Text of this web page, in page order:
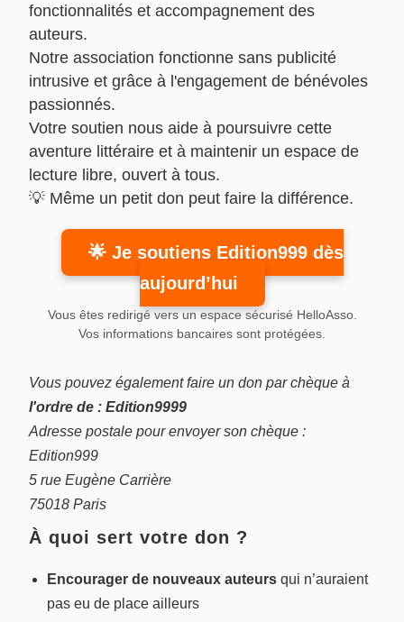
fonctionnalités et accompagnement des
auteurs.
Notre association fonctionne sans publicité
intrusive et grâce à l'engagement de bénévoles
passionnés.
Votre soutien nous aide à poursuivre cette
aventure littéraire et à maintenir un espace de
lecture libre, ouvert à tous.
💡 Même un petit don peut faire la différence.
🌟 Je soutiens Edition999 dès
aujourd’hui
Vous êtes redirigé vers un espace sécurisé HelloAsso.
Vos informations bancaires sont protégées.
Vous pouvez également faire un don par chèque à
l'ordre de : Edition9999
Adresse postale pour envoyer son chèque :
Edition999
5 rue Eugène Carrière
75018 Paris
À quoi sert votre don ?
Encourager de nouveaux auteurs qui n’auraient
pas eu de place ailleurs